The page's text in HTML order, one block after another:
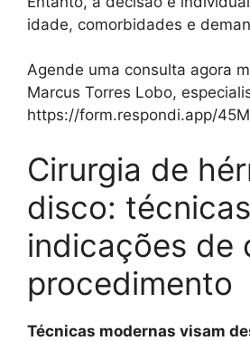
idade, comorbidades e
Agende uma consulta agora
Marcus Torres Lobo,
https://form.respondi.app/
Cirurgia de
disco:
indicações de
procedimento
Técnicas modernas visam